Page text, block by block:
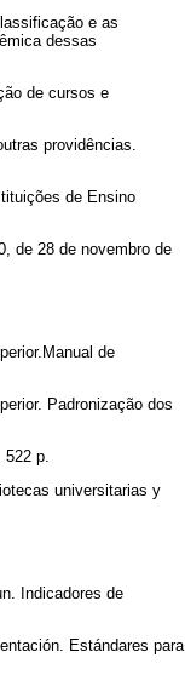
e as
dessas
de cursos e
providências.
de Ensino
de 28 de novembro de
de
Padronização dos
p.
universitarias y
Indicadores de
Estándares para